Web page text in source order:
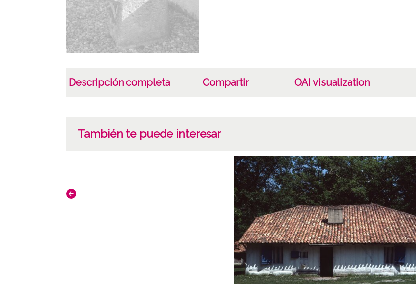
Descripción completa Compartir OAI visualization
También te puede interesar